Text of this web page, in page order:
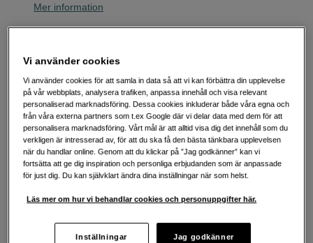
Mer information
2 990 SEK
Antal
Lägg i kundvagn
Delbetala från 121 SEK/mån via
Exempel: 48 mån, 121 SEK/mån, totalt 6 387 SEK, effektiv ränta 10,45 %
och skuldrådgivningen i din kommun. Kontaktuppgifter finns på
Vi använder cookies
Vi använder cookies för att samla in data så att vi kan förbättra din upplevelse
på vår webbplats, analysera trafiken, anpassa innehåll och visa relevant
personaliserad marknadsföring. Dessa cookies inkluderar både våra egna och
från våra externa partners som t.ex Google där vi delar data med dem för att
personalisera marknadsföring. Vårt mål är att alltid visa dig det innehåll som du
verkligen är intresserad av, för att du ska få den bästa tänkbara upplevelsen
när du handlar online. Genom att du klickar på ”Jag godkänner” kan vi
fortsätta att ge dig inspiration och personliga erbjudanden som är anpassade
för just dig. Du kan självklart ändra dina inställningar när som helst.
Läs mer om hur vi behandlar cookies och personuppgifter här.
Inställningar Jag godkänner